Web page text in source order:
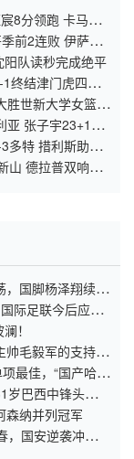
8分领跑 卡马拉
前2连败 伊萨克
队读秒完成绝平
终结津门虎四连
胜世新大学女篮！
亚 张子宇23+13
多特 措利斯助攻
山 德拉普双响蓝
，国脚杨泽翔续约
际足联今后应继
！
帅毛毅军的支持下
最佳，“国产哈兰
巴西中锋头槌能
森纳并列冠军
国安逆袭冲亚冠